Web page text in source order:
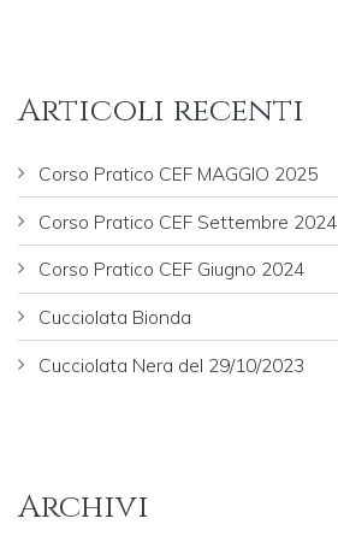
Articoli recenti
Corso Pratico CEF MAGGIO 2025
Corso Pratico CEF Settembre 2024
Corso Pratico CEF Giugno 2024
Cucciolata Bionda
Cucciolata Nera del 29/10/2023
Archivi